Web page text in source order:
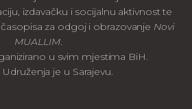
izdavačku i socijalnu aktivnost te
za odgoj i obrazovanje Novi
MUALLIM.
u svim mjestima BiH.
Udruženja je u Sarajevu.